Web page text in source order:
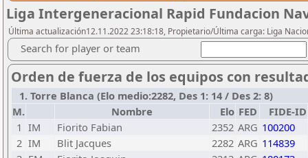
Liga Intergeneracional Rapid Fundacion
Última actualización12.11.2022 23:18:18, Propietario/Última carga: Liga
Search for player or team
Orden de fuerza de los equipos con
1. Torre Blanca (Elo medio:2282, Des 1: 14 / Des 2: 8)
M.
Nombre Elo FED
FIDE-ID
1 IM Fiorito Fabian 2352 ARG 100200
2 IM Blit Jacques 2282 ARG 114839